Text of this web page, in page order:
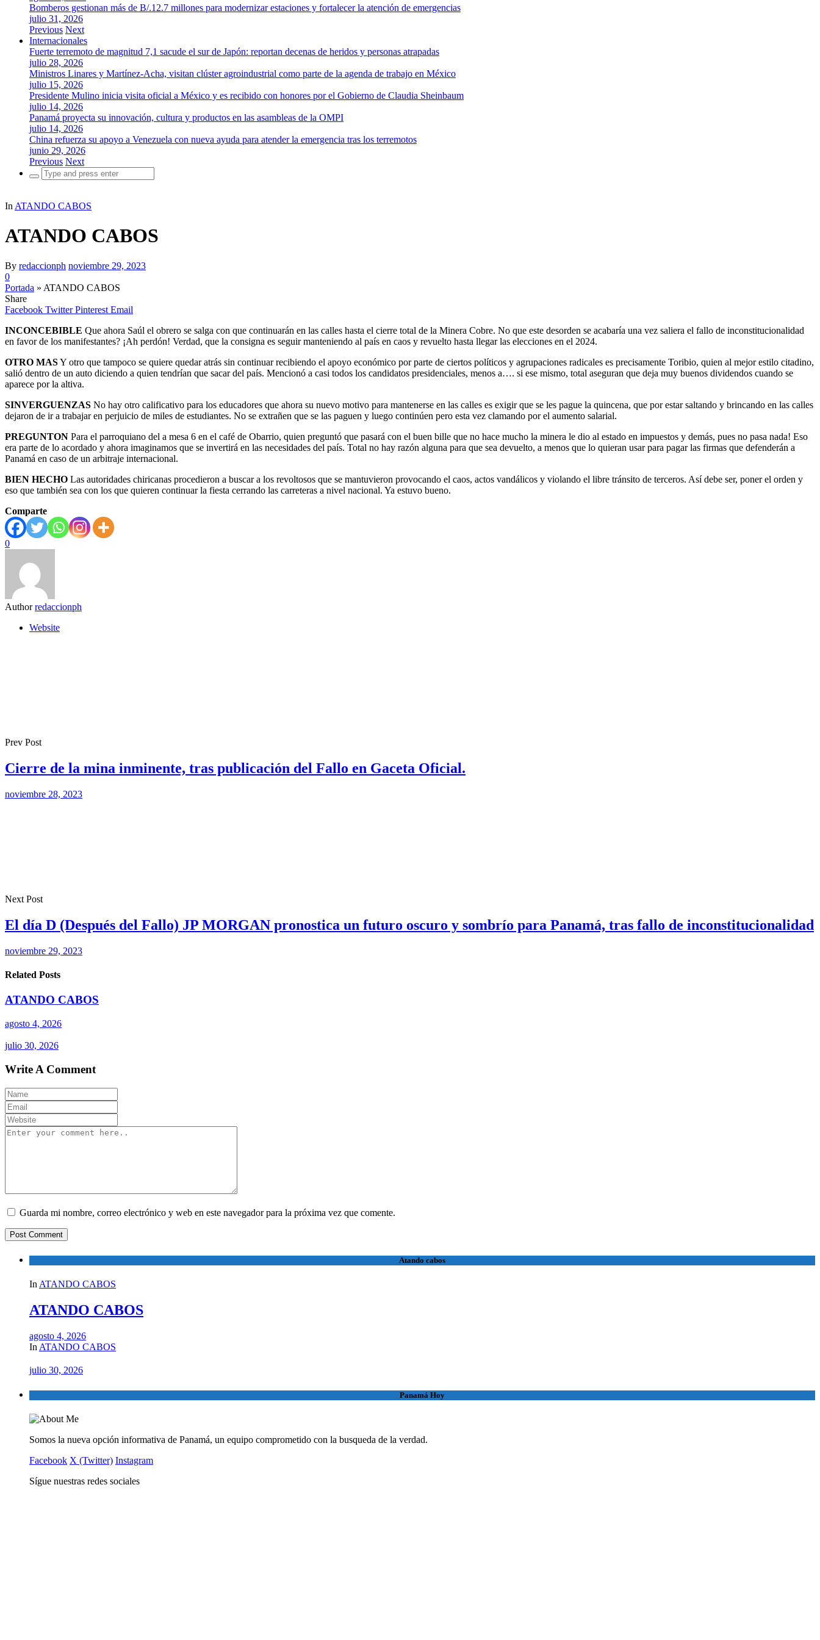
Bomberos gestionan más de B/.12.7 millones para modernizar estaciones y fortalecer la atención de emergencias
julio 31, 2026
Previous Next
Internacionales
Fuerte terremoto de magnitud 7,1 sacude el sur de Japón: reportan decenas de heridos y personas atrapadas
julio 28, 2026
Ministros Linares y Martínez-Acha, visitan clúster agroindustrial como parte de la agenda de trabajo en México
julio 15, 2026
Presidente Mulino inicia visita oficial a México y es recibido con honores por el Gobierno de Claudia Sheinbaum
julio 14, 2026
Panamá proyecta su innovación, cultura y productos en las asambleas de la OMPI
julio 14, 2026
China refuerza su apoyo a Venezuela con nueva ayuda para atender la emergencia tras los terremotos
junio 29, 2026
Previous Next
Search
for:
In ATANDO CABOS
ATANDO CABOS
By redaccionph noviembre 29, 2023
0
Portada » ATANDO CABOS
Share
Facebook Twitter Pinterest Email
INCONCEBIBLE Que ahora Saúl el obrero se salga con que continuarán en las calles hasta el cierre total de la Minera Cobre. No que este desorden se acabaría una vez saliera el fallo de inconstitucionalidad
en favor de los manifestantes? ¡Ah perdón! Verdad, que la consigna es seguir manteniendo al país en caos y revuelto hasta llegar las elecciones en el 2024.
OTRO MASY otro que tampoco se quiere quedar atrás sin continuar recibiendo el apoyo económico por parte de ciertos políticos y agrupaciones radicales es precisamente Toribio, quien al mejor estilo citadino,
salió dentro de un auto diciendo a quien tendrían que sacar del país. Mencionó a casi todos los candidatos presidenciales, menos a…. si ese mismo, total aseguran que deja muy buenos dividendos cuando se
aparece por la altiva.
SINVERGUENZAS No hay otro calificativo para los educadores que ahora su nuevo motivo para mantenerse en las calles es exigir que se les pague la quincena, que por estar saltando y brincando en las calles
dejaron de ir a trabajar en perjuicio de miles de estudiantes. No se extrañen que se las paguen y luego continúen pero esta vez clamando por el aumento salarial.
PREGUNTON Para el parroquiano del a mesa 6 en el café de Obarrio, quien preguntó que pasará con el buen bille que no hace mucho la minera le dio al estado en impuestos y demás, pues no pasa nada! Eso
era parte de lo acordado y ahora imaginamos que se invertirá en las necesidades del país. Total no hay razón alguna para que sea devuelto, a menos que lo quieran usar para pagar las firmas que defenderán a
Panamá en caso de un arbitraje internacional.
BIEN HECHO Las autoridades chiricanas procedieron a buscar a los revoltosos que se mantuvieron provocando el caos, actos vandálicos y violando el libre tránsito de terceros. Así debe ser, poner el orden y
eso que también sea con los que quieren continuar la fiesta cerrando las carreteras a nivel nacional. Ya estuvo bueno.
Comparte
0
Author redaccionph
Website
Prev Post
Cierre de la mina inminente, tras publicación del Fallo en Gaceta Oficial.
noviembre 28, 2023
Next Post
El día D (Después del Fallo) JP MORGAN pronostica un futuro oscuro y sombrío para Panamá, tras fallo de inconstitucionalidad
noviembre 29, 2023
Related Posts
ATANDO CABOS
agosto 4, 2026
julio 30, 2026
Write A Comment
Guarda mi nombre, correo electrónico y web en este navegador para la próxima vez que comente.
Atando cabos
In ATANDO CABOS
ATANDO CABOS
agosto 4, 2026
In ATANDO CABOS
julio 30, 2026
Panamá Hoy
Somos la nueva opción informativa de Panamá, un equipo comprometido con la busqueda de la verdad.
Facebook X (Twitter) Instagram
Sígue nuestras redes sociales